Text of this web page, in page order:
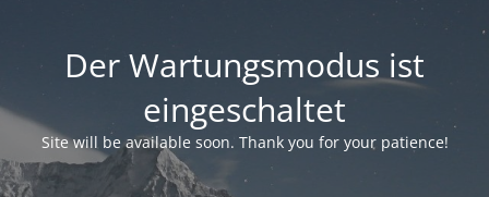
Der Wartungsmodus ist
eingeschaltet
Site will be available soon. Thank you for your patience!